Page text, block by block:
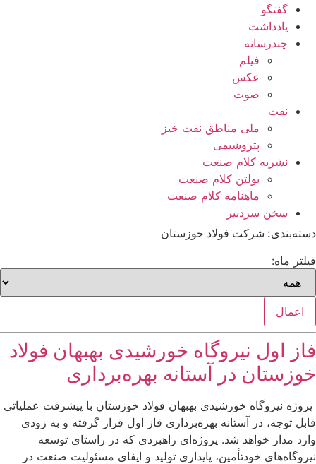
گفتگو
یادداشت
چندرسانه
فیلم
عکس
صوت
نفت
ملی مناطق نفت خیز
پتروشیمی
نشریه کلام صنعت
بولتن کلام صنعت
ماهنامه کلام صنعت
سخن سردبیر
دسته‌بندی: شرکت فولاد خوزستان
فیلتر ماه:
اعمال
فاز اول نیروگاه خورشیدی بهبهان فولاد
خوزستان در آستانه بهره‌برداری
پروژه نیروگاه خورشیدی بهبهان فولاد خوزستان با پیشرفت عملیاتی
قابل‌ توجه، در آستانه بهره‌برداری فاز اول قرار گرفته و به‌ زودی
وارد مدار خواهد شد. پروژه‌ای راهبردی که در راستای توسعه
نیروگاه‌های خودتأمین، پایداری تولید و ایفای مسئولیت صنعت در